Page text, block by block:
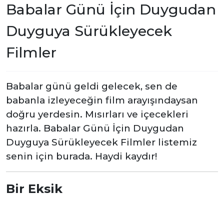
Babalar Günü İçin Duygudan
Duyguya Sürükleyecek
Filmler
Babalar günü geldi gelecek, sen de
babanla izleyeceğin film arayışındaysan
doğru yerdesin. Mısırları ve içecekleri
hazırla. Babalar Günü İçin Duygudan
Duyguya Sürükleyecek Filmler listemiz
senin için burada. Haydi kaydır!
Bir Eksik